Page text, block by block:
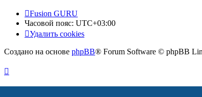
Fusion GURU
Часовой пояс: UTC+03:00
Удалить cookies
Создано на основе phpBB® Forum Software © phpBB